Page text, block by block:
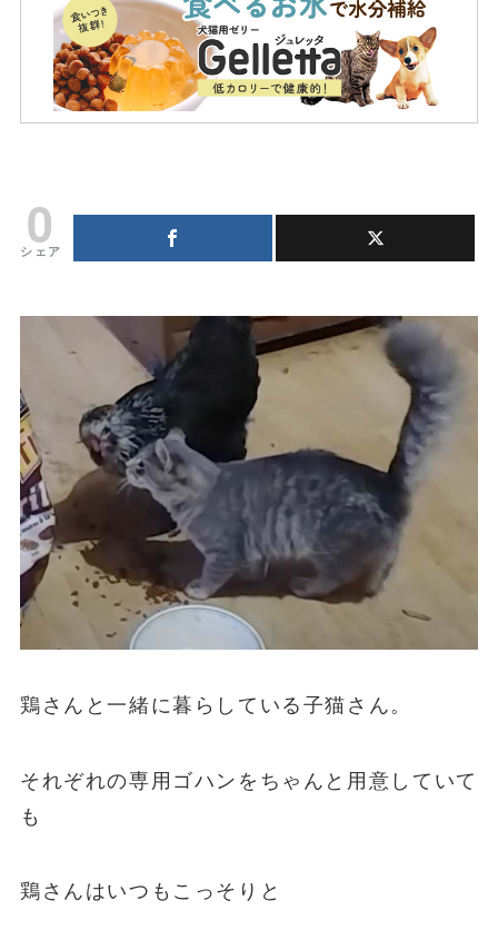
0
シェア
鶏さんと一緒に暮らしている子猫さん。
それぞれの専用ゴハンをちゃんと用意していて
も
鶏さんはいつもこっそりと